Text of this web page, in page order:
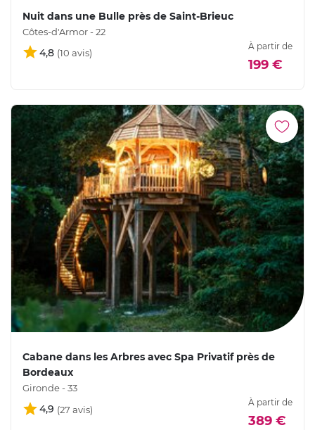
Nuit dans une Bulle près de Saint-Brieuc
Côtes-d'Armor - 22
4,8
À partir de
199 €
Cabane dans les Arbres avec Spa Privatif près de
Bordeaux
Gironde - 33
4,9
À partir de
389 €